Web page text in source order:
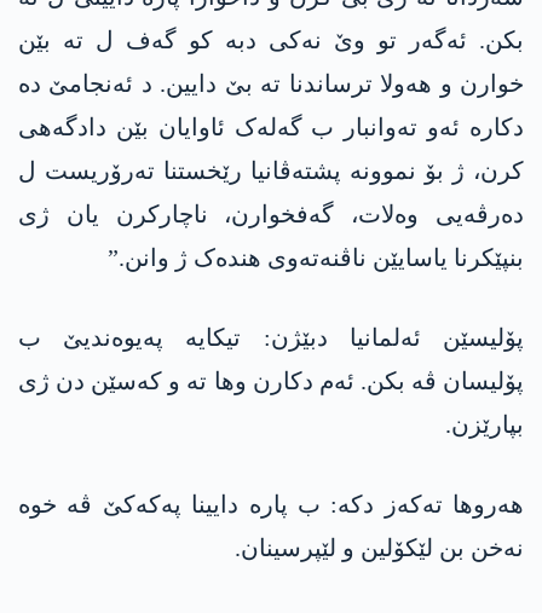
بکن. ئەگەر تو وێ نەکی دبە کو گەف ل تە بێن
خوارن و ھەولا ترساندنا تە بێ دایین. د ئەنجامێ دە
دکارە ئەو تەوانبار ب گەلەک ئاوایان بێن دادگەھی
کرن، ژ بۆ نموونە پشتەڤانیا رێخستنا تەرۆریست ل
دەرڤەیی وەلات، گەفخوارن، ناچارکرن یان ژی
بنپێکرنا یاسایێن ناڤنەتەوی ھندەک ژ وانن.”
پۆلیسێن ئەلمانیا دبێژن: تیکایە پەیوەندیێ ب
پۆلیسان ڤە بکن. ئەم دکارن وھا تە و کەسێن دن ژی
بپارێزن.
ھەروھا تەکەز دکە: ب پارە دایینا پەکەکێ ڤە خوە
نەخن بن لێکۆلین و لێپرسینان.